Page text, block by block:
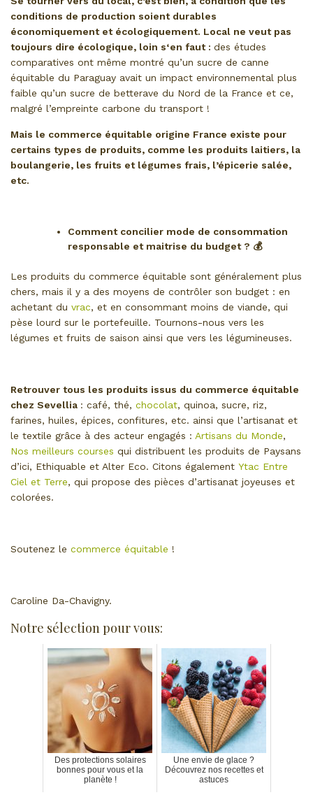
conditions de production soient durables
économiquement et écologiquement. Local ne veut pas
toujours dire écologique, loin s‘en faut : des études
comparatives ont même montré qu’un sucre de canne
équitable du Paraguay avait un impact environnemental plus
faible qu’un sucre de betterave du Nord de la France et ce,
malgré l’empreinte carbone du transport !
Mais le commerce équitable origine France existe pour
certains types de produits, comme les produits laitiers, la
boulangerie, les fruits et légumes frais, l’épicerie salée,
etc.
Comment concilier mode de consommation
responsable et maitrise du budget ? 💰
Les produits du commerce équitable sont généralement plus
chers, mais il y a des moyens de contrôler son budget : en
achetant du vrac, et en consommant moins de viande, qui
pèse lourd sur le portefeuille. Tournons-nous vers les
légumes et fruits de saison ainsi que vers les légumineuses.
Retrouver tous les produits issus du commerce équitable
chez Sevellia : café, thé, chocolat, quinoa, sucre, riz,
farines, huiles, épices, confitures, etc. ainsi que l’artisanat et
le textile grâce à des acteur engagés : Artisans du Monde,
Nos meilleurs courses qui distribuent les produits de Paysans
d’ici, Ethiquable et Alter Eco. Citons également Ytac Entre
Ciel et Terre, qui propose des pièces d’artisanat joyeuses et
colorées.
Soutenez le commerce équitable !
Caroline Da-Chavigny.
Notre sélection pour vous:
Des protections solaires
bonnes pour vous et la
planète !
Une envie de glace ?
Découvrez nos recettes et
astuces